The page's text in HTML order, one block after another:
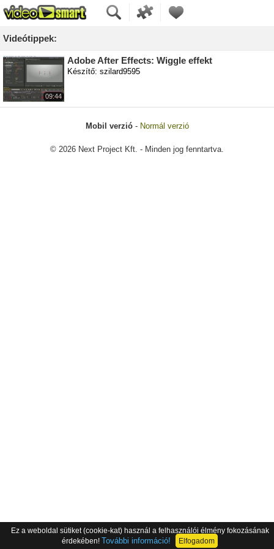
Videótippek:
09:44
Adobe After Effects: Wiggle effekt
Készítő: szilard9595
Mobil verzió- Normál verzió
© 2026 Next Project Kft. - Minden jog fenntartva.
Ez a weboldal sütiket (cookie-kat) használ a felhasználói élmény fokozásának
érdekében! További információ! Elfogadom